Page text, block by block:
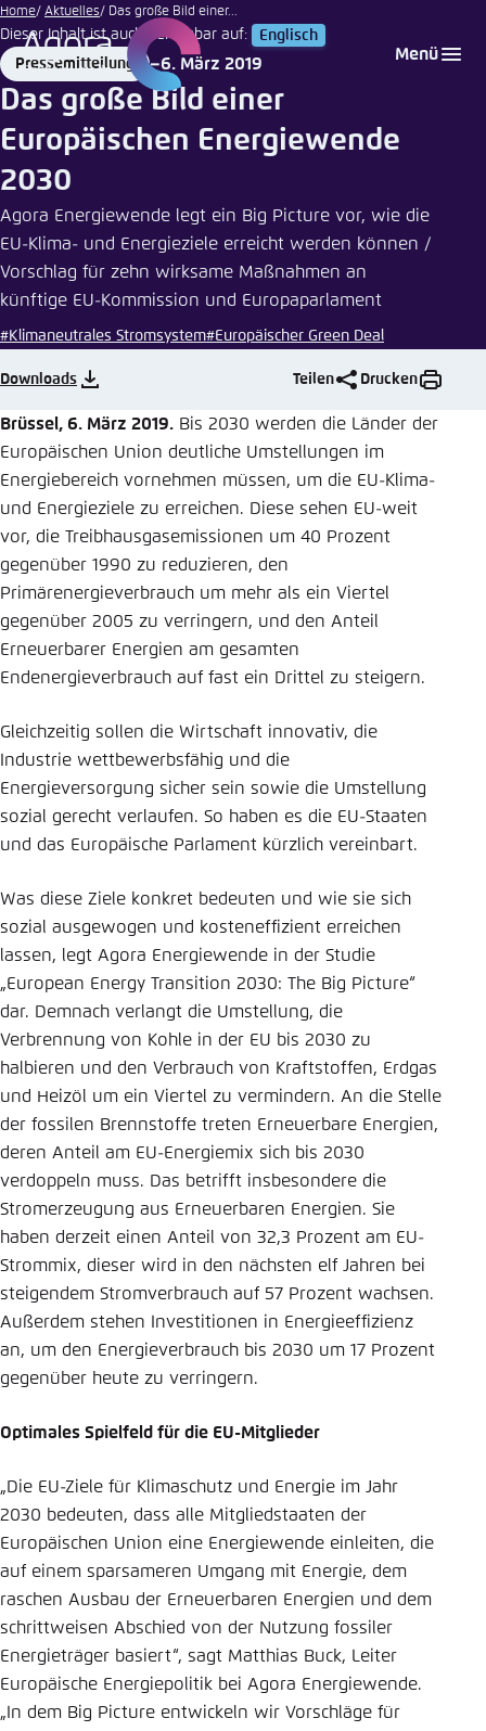
Zum
Hauptinhalt
gehen
Menü
Home Aktuelles Das große Bild einer...
Dieser Inhalt ist auch verfügbar auf: Englisch
Format
Pressemitteilung
Date
6. März 2019
Das große Bild einer
Europäischen Energiewende
2030
Agora Energiewende legt ein Big Picture vor, wie die
EU-Klima- und Energieziele erreicht werden können /
Vorschlag für zehn wirksame Maßnahmen an
künftige EU-Kommission und Europaparlament
#Klimaneutrales Stromsystem#Europäischer Green Deal
Illustration
von Agora
Energiewende
Downloads Teilen Drucken
Brüssel, 6. März 2019. Bis 2030 werden die Länder der
Europäischen Union deutliche Umstellungen im
Energiebereich vornehmen müssen, um die EU-Klima-
und Energieziele zu erreichen. Diese sehen EU-weit
vor, die Treibhausgasemissionen um 40 Prozent
gegenüber 1990 zu reduzieren, den
Primärenergieverbrauch um mehr als ein Viertel
gegenüber 2005 zu verringern, und den Anteil
Erneuerbarer Energien am gesamten
Endenergieverbrauch auf fast ein Drittel zu steigern.
Gleichzeitig sollen die Wirtschaft innovativ, die
Industrie wettbewerbsfähig und die
Energieversorgung sicher sein sowie die Umstellung
sozial gerecht verlaufen. So haben es die EU-Staaten
und das Europäische Parlament kürzlich vereinbart.
Was diese Ziele konkret bedeuten und wie sie sich
sozial ausgewogen und kosteneffizient erreichen
lassen, legt Agora Energiewende in der Studie
„European Energy Transition 2030: The Big Picture“
dar. Demnach verlangt die Umstellung, die
Verbrennung von Kohle in der EU bis 2030 zu
halbieren und den Verbrauch von Kraftstoffen, Erdgas
und Heizöl um ein Viertel zu vermindern. An die Stelle
der fossilen Brennstoffe treten Erneuerbare Energien,
deren Anteil am EU-Energiemix sich bis 2030
verdoppeln muss. Das betrifft insbesondere die
Stromerzeugung aus Erneuerbaren Energien. Sie
haben derzeit einen Anteil von 32,3 Prozent am EU-
Strommix, dieser wird in den nächsten elf Jahren bei
steigendem Stromverbrauch auf 57 Prozent wachsen.
Außerdem stehen Investitionen in Energieeffizienz
an, um den Energieverbrauch bis 2030 um 17 Prozent
gegenüber heute zu verringern.
Optimales Spielfeld für die EU-Mitglieder
„Die EU-Ziele für Klimaschutz und Energie im Jahr
2030 bedeuten, dass alle Mitgliedstaaten der
Europäischen Union eine Energiewende einleiten, die
auf einem sparsameren Umgang mit Energie, dem
raschen Ausbau der Erneuerbaren Energien und dem
schrittweisen Abschied von der Nutzung fossiler
Energieträger basiert“, sagt Matthias Buck, Leiter
Europäische Energiepolitik bei Agora Energiewende.
„In dem Big Picture entwickeln wir Vorschläge für
Login
Melden Sie sich an um ..., ... und ... zu verwalten.
Passwort* Passwort vergessen?
Anmelden
Noch kein Benutzerkonto?
Abbrechen
Sprache auswählen
Englisch
Deutsch
Agora Think Tanks
Erscheinungsbild der Webseite
Diese Webseite passt ihr Farbschema basierend
auf Ihren Einstellungen an. Wählen Sie aus,
welches Farbschema Sie für diese Webseite
Close
Hell
Dunkel
Automatisch
Einstellung für diese Webseite im Browser
speichern
Übernehmen